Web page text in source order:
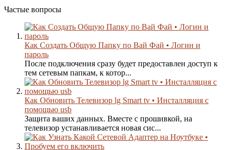
Частые вопросы
Как Создать Общую Папку по Вай Фай • Логин и
пароль
После подключения сразу будет предоставлен доступ к
тем сетевым папкам, к котор...
Как Обновить Телевизор lg Smart tv • Инсталляция с
помощью usb
Защита ваших данных. Вместе с прошивкой, на
телевизор устанавливается новая сис...